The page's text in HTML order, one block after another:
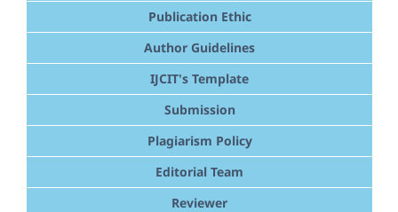
Publication Ethic
Author Guidelines
IJCIT's Template
Submission
Plagiarism Policy
Editorial Team
Reviewer